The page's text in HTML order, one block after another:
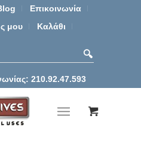
Επικοινωνία
μου
Καλάθι
210.92.47.593